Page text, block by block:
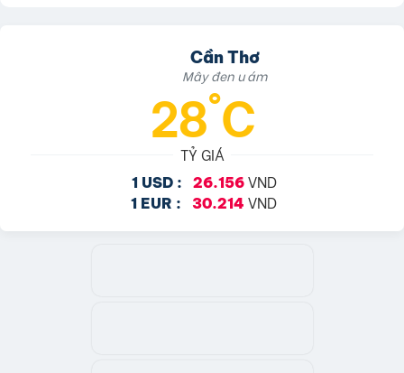
Cần Thơ
Mây đen u ám
28°C
TỶ GIÁ
1 USD : 26.156VND
1 EUR : 30.214 VND